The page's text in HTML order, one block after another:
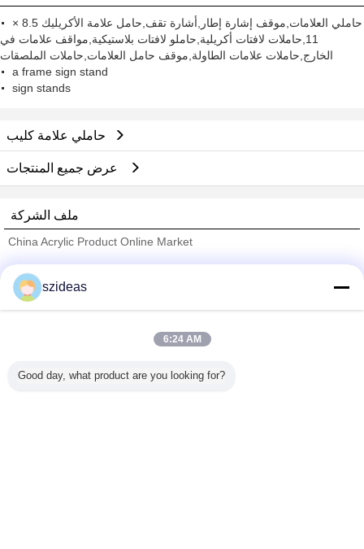
حاملي العلامات,موقف إشارة إطار,أشارة تقف,حامل علامة الأكريليك 8.5 ×
11,حاملات لافتات أكريلية,حاملو لافتات بلاستيكية,مواقف علامات في
الخارج,حاملات علامات الطاولة,موقف حامل العلامات,حاملات الملصقات
a frame sign stand
sign stands
حاملي علامة كليب
ملف الشركة
China Acrylic Product Online Market
Trust Seal
جميع المنتجات
szideas
6:24 AM
Good day, what product are you looking for?